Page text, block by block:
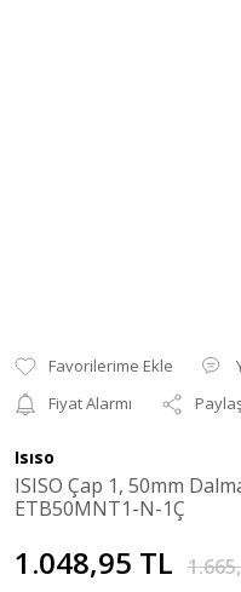
Fiyat Alarmı
Isıso
ISISO Çap 1, 50mm
ETB50MNT1-N-1Ç
1.048,95 TL